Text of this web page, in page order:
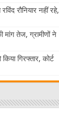
रौनियार नहीं रहे,
मांग तेज, ग्रामीणों ने
गिरफ्तार, कोर्ट